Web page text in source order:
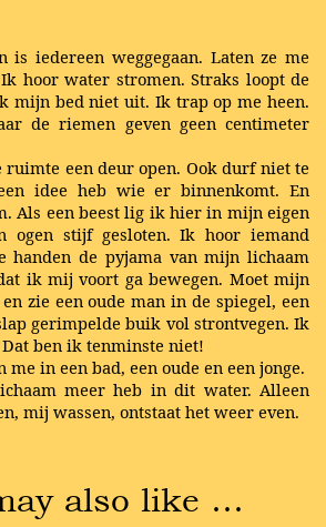
is iedereen weggegaan. Laten ze me
hoor water stromen. Straks loopt de
mijn bed niet uit. Ik trap op me heen.
de riemen geven geen centimeter
ruimte een deur open. Ook durf niet te
idee heb wie er binnenkomt. En
Als een beest lig ik hier in mijn eigen
ogen stijf gesloten. Ik hoor iemand
handen de pyjama van mijn lichaam
ik mij voort ga bewegen. Moet mijn
zie een oude man in de spiegel, een
gerimpelde buik vol strontvegen. Ik
ben ik tenminste niet!
in een bad, een oude en een jonge.
meer heb in dit water. Alleen
mij wassen, ontstaat het weer even.
also like …